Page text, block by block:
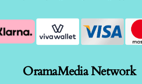
OramaMedia Network